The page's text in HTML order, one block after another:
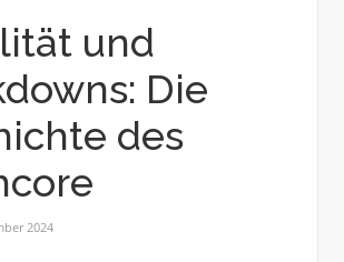
und
Die
des
2024